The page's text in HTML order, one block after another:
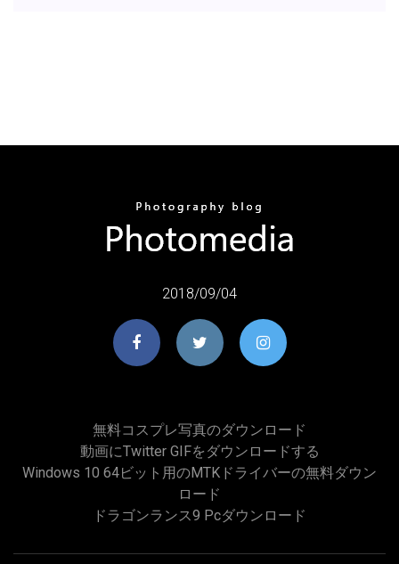
2018/09/04
無料コスプレ写真のダウンロード
動画にTwitter GIFをダウンロードする
Windows 10 64ビット用のMTKドライバーの無料ダウン
ロード
ドラゴンランス9 Pcダウンロード